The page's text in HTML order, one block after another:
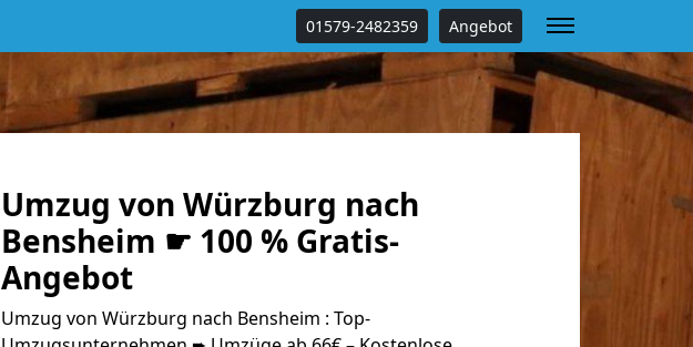
01579-2482359 Angebot
Umzug von Würzburg nach
Bensheim ☛ 100 % Gratis-
Angebot
Umzug von Würzburg nach Bensheim : Top-